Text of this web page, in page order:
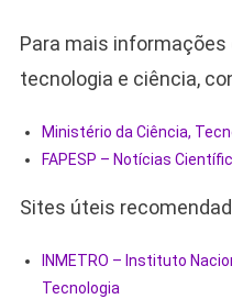
Para mais
tecnologia e ciência,
Ministério da Ciência,
FAPESP – Notícias
Sites úteis
INMETRO – Instituto
Tecnologia